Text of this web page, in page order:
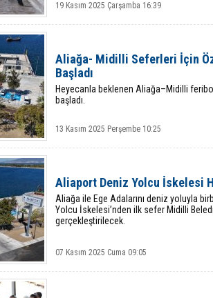
19 Kasım 2025 Çarşamba 16:39
Aliağa- Midilli Seferleri İçin
Başladı
Heyecanla beklenen Aliağa–Midilli
başladı.
13 Kasım 2025 Perşembe 10:25
Aliaport Deniz Yolcu İskelesi
Aliağa ile Ege Adalarını deniz yoluyla
Yolcu İskelesi’nden ilk sefer Midilli
gerçekleştirilecek.
07 Kasım 2025 Cuma 09:05